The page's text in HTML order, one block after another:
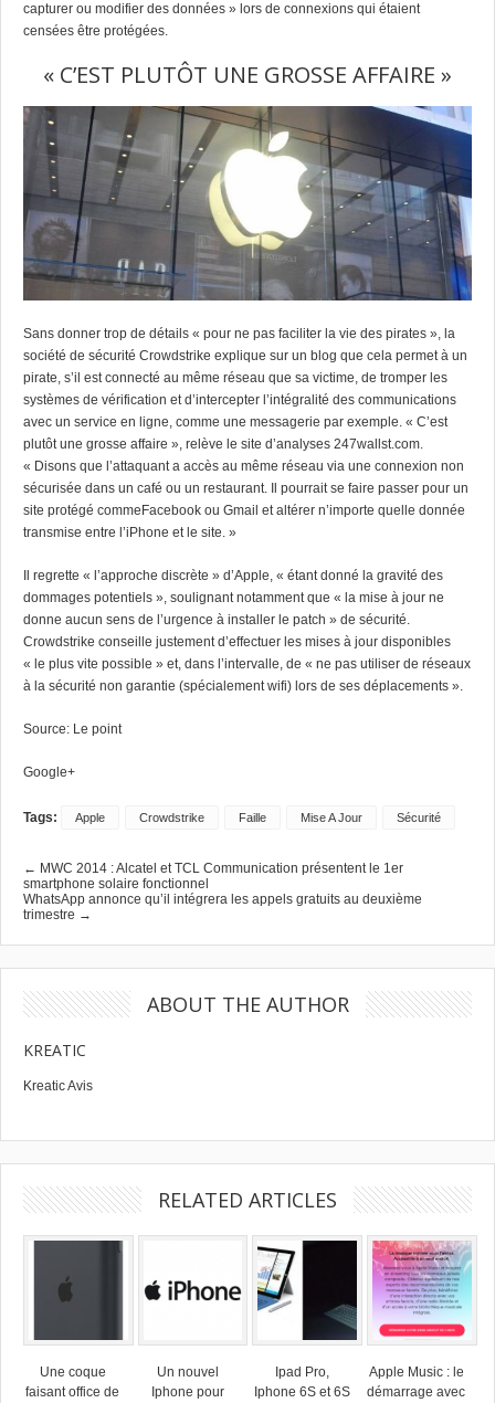
capturer ou modifier des données » lors de connexions qui étaient
censées être protégées.
« C’EST PLUTÔT UNE GROSSE AFFAIRE »
Sans donner trop de détails « pour ne pas faciliter la vie des pirates », la
société de sécurité Crowdstrike explique sur un blog que cela permet à un
pirate, s’il est connecté au même réseau que sa victime, de tromper les
systèmes de vérification et d’intercepter l’intégralité des communications
avec un service en ligne, comme une messagerie par exemple. « C’est
plutôt une grosse affaire », relève le site d’analyses 247wallst.com.
« Disons que l’attaquant a accès au même réseau via une connexion non
sécurisée dans un café ou un restaurant. Il pourrait se faire passer pour un
site protégé commeFacebook ou Gmail et altérer n’importe quelle donnée
transmise entre l’iPhone et le site. »
Il regrette « l’approche discrète » d’Apple, « étant donné la gravité des
dommages potentiels », soulignant notamment que « la mise à jour ne
donne aucun sens de l’urgence à installer le patch » de sécurité.
Crowdstrike conseille justement d’effectuer les mises à jour disponibles
« le plus vite possible » et, dans l’intervalle, de « ne pas utiliser de réseaux
à la sécurité non garantie (spécialement wifi) lors de ses déplacements ».
Source: Le point
Google+
Tags: Apple Crowdstrike Faille Mise A Jour Sécurité
← MWC 2014 : Alcatel et TCL Communication présentent le 1er
smartphone solaire fonctionnel
WhatsApp annonce qu’il intégrera les appels gratuits au deuxième
trimestre →
ABOUT THE AUTHOR
KREATIC
Kreatic Avis
RELATED ARTICLES
Une coque
faisant office de
Un nouvel
Iphone pour
Ipad Pro,
Iphone 6S et 6S
Apple Music : le
démarrage avec